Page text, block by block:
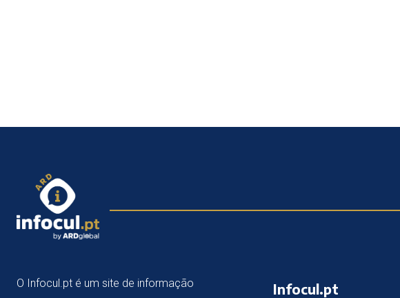
O Infocul.pt é um site de informação
Infocul.pt